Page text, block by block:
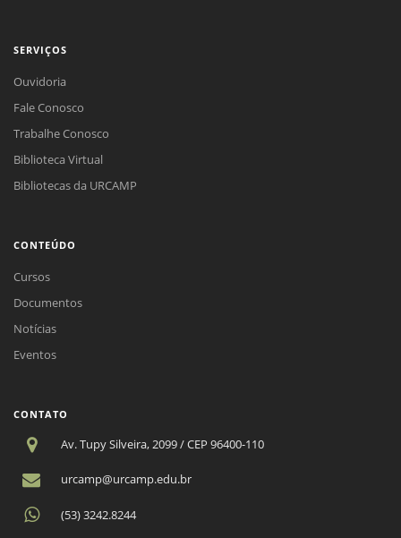
SERVIÇOS
Ouvidoria
Fale Conosco
Trabalhe Conosco
Biblioteca Virtual
Bibliotecas da URCAMP
CONTEÚDO
Cursos
Documentos
Notícias
Eventos
CONTATO
Av. Tupy Silveira, 2099 / CEP 96400-110
urcamp@urcamp.edu.br
(53) 3242.8244